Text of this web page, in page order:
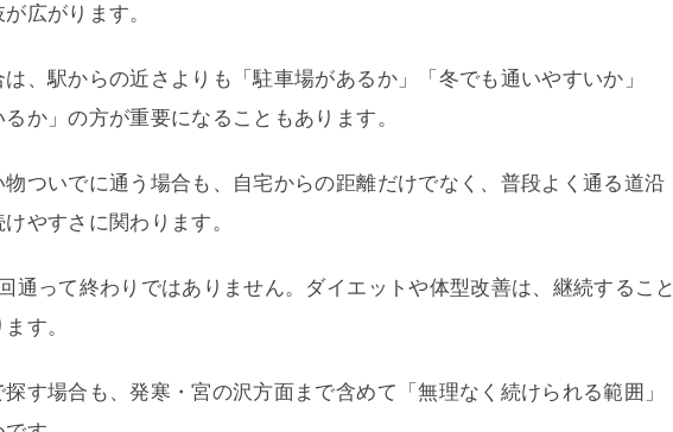
広がります。
、駅からの近さよりも「駐車場があるか」「冬でも通いやすいか」
るか」の方が重要になることもあります。
物ついでに通う場合も、自宅からの距離だけでなく、普段よく通る道沿
やすさに関わります。
通って終わりではありません。ダイエットや体型改善は、継続すること
す。
す場合も、発寒・宮の沢方面まで含めて「無理なく続けられる範囲」